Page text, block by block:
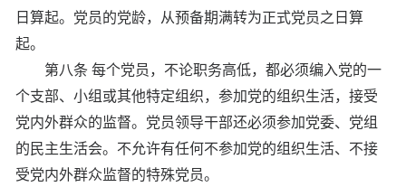
日算起。党员的党龄，从预备期满转为正式党员之日算
起。
第八条 每个党员，不论职务高低，都必须编入党的一
个支部、小组或其他特定组织，参加党的组织生活，接受
党内外群众的监督。党员领导干部还必须参加党委、党组
的民主生活会。不允许有任何不参加党的组织生活、不接
受党内外群众监督的特殊党员。